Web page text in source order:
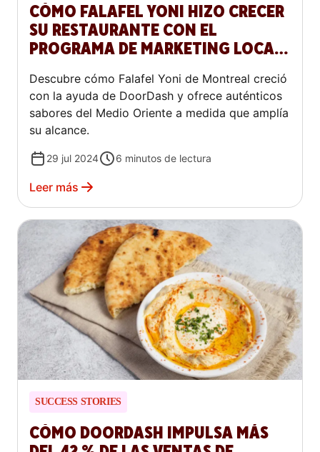
CÓMO FALAFEL YONI HIZO CRECER
SU RESTAURANTE CON EL
PROGRAMA DE MARKETING LOCAL
DE DOORDASH
Descubre cómo Falafel Yoni de Montreal creció
con la ayuda de DoorDash y ofrece auténticos
sabores del Medio Oriente a medida que amplía
su alcance.
29 jul 2024 6 minutos de lectura
Leer más
SUCCESS STORIES
CÓMO DOORDASH IMPULSA MÁS